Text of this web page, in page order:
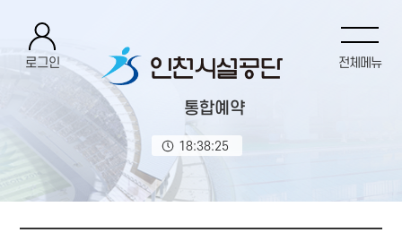
통합예약
18:38:26
전체메뉴
로그인